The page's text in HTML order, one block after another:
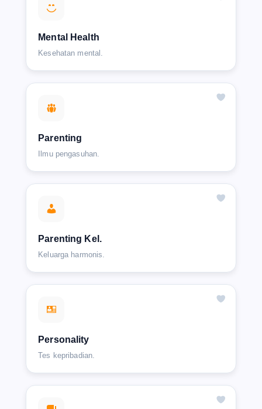
Mental Health
Kesehatan mental.
Parenting
Ilmu pengasuhan.
Parenting Kel.
Keluarga harmonis.
Personality
Tes kepribadian.